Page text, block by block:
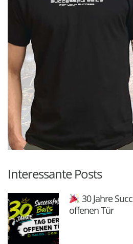
Interessante Posts
30 Jahre
offenen Tür